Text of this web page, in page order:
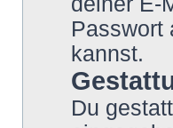
Passwort
kannst.
Du